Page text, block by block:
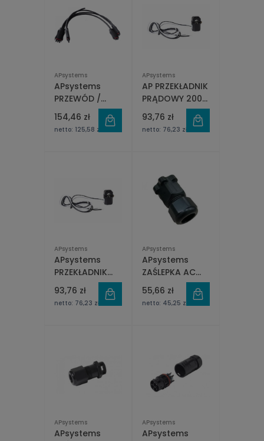
APsystems
APsystems
PRZEWÓD /
ZŁĄCZE Y3 AC
BUS do DS3D
154,46 zł
netto: 125,58 zł
APsystems
AP PRZEKŁADNIK
PRĄDOWY 200A
Z OTWIERANYM
RDZENIEM
93,76 zł
netto: 76,23 zł
APsystems
APsystems
PRZEKŁADNIK
PRĄDOWY 80A Z
OTWIERANYM
RDZENIEM
93,76 zł
netto: 76,23 zł
APsystems
APsystems
ZAŚLEPKA AC
BUS 3Fazowy
55,66 zł
netto: 45,25 zł
APsystems
APsystems
APsystems
APsystems